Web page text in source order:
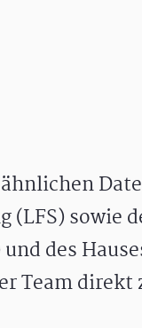
(LFS) sowie
des
Team direkt